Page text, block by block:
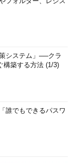
システム」──クラ
構築する方法 (1/3)
誰でもできるパスワ